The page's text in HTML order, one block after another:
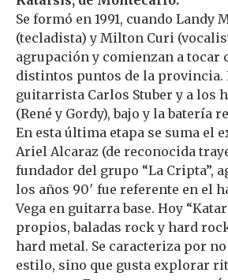
Se formó en 1991, cuando Landy
(tecladista) y Milton Curi
agrupación y comienzan a tocar
distintos puntos de la provincia.
guitarrista Carlos Stuber y a los
(René y Gordy), bajo y la batería
En esta última etapa se suma el
Ariel Alcaraz (de reconocida
fundador del grupo “La Cripta”,
los años 90′ fue referente en el
Vega en guitarra base. Hoy
propios, baladas rock y hard
hard metal. Se caracteriza por
estilo, sino que gusta explorar